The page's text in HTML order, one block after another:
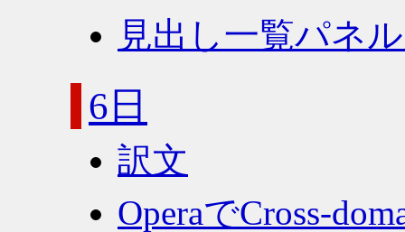
見出し一覧パネ
6日
訳文
OperaでCross-